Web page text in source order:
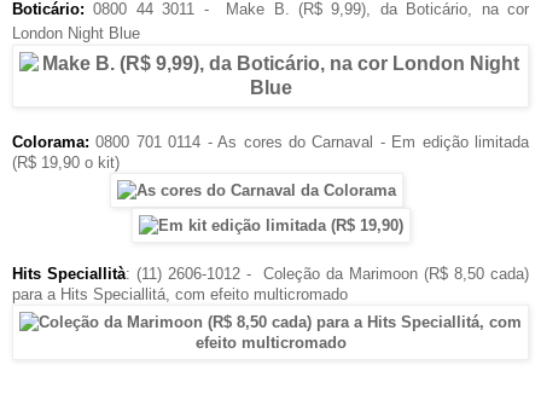
Boticário: 0800 44 3011 -
Make B. (R$ 9,99), da Boticário, na cor
London Night Blue
Colorama: 0800 701 0114 - As cores do Carnaval - Em edição limitada
(R$ 19,90 o kit)
Hits Speciallità: (11) 2606-1012 -
Coleção da Marimoon (R$ 8,50 cada)
para a Hits Speciallitá, com efeito multicromado